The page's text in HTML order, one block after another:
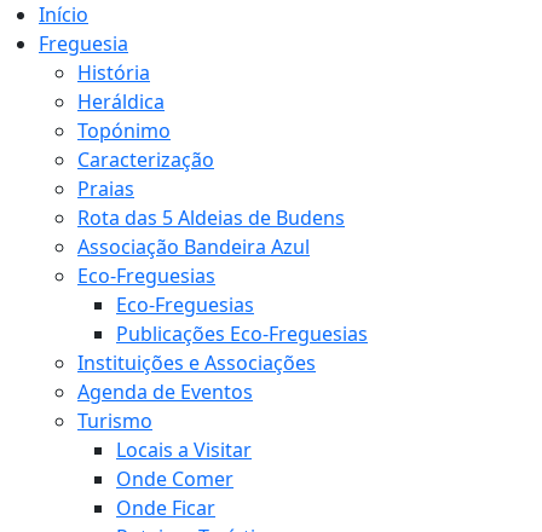
Início
Freguesia
História
Heráldica
Topónimo
Caracterização
Praias
Rota das 5 Aldeias de Budens
Associação Bandeira Azul
Eco-Freguesias
Eco-Freguesias
Publicações Eco-Freguesias
Instituições e Associações
Agenda de Eventos
Turismo
Locais a Visitar
Onde Comer
Onde Ficar